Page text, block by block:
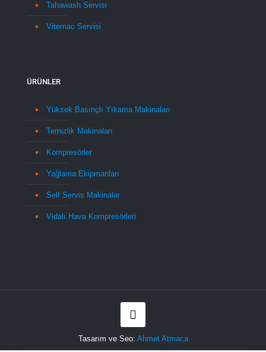
Tahawash Servisi
Vitemac Servisi
ÜRÜNLER
Yüksek Basınçlı Yıkama Makinaları
Temizlik Makinaları
Kompresörler
Yağlama Ekipmanları
Self Servis Makinalar
Vidalı Hava Kompresörleri
Tasarım ve Seo: Ahmet Atmaca